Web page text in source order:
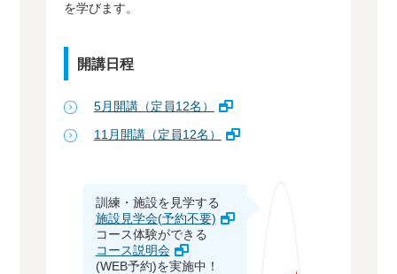
を学びます。
開講日程
5月開講（定員12名）
11月開講（定員12名）
訓練・施設を見学する
施設見学会(予約不要)
コース体験ができる
コース説明会
(WEB予約)を実施中！